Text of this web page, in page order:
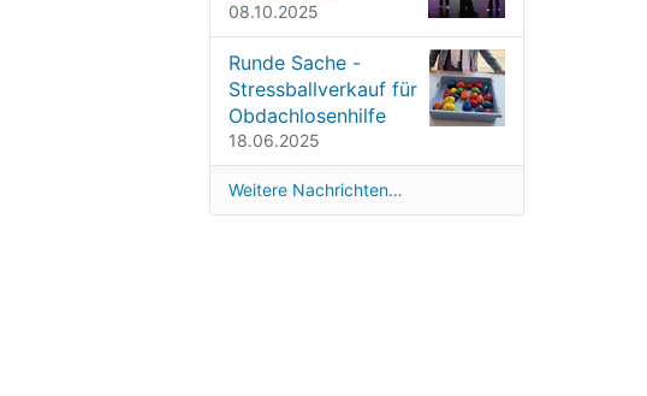
08.10.2025
Runde Sache -
Stressballverkauf für
Obdachlosenhilfe
18.06.2025
Weitere Nachrichten…